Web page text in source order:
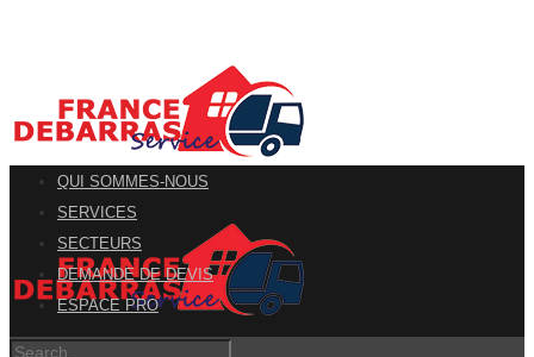
QUI SOMMES-NOUS
SERVICES
SECTEURS
DEMANDE DE DEVIS
ESPACE PRO